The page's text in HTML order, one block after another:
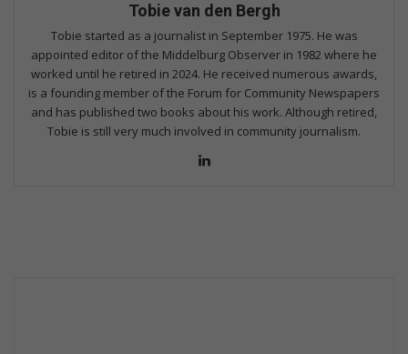
Tobie van den Bergh
Tobie started as a journalist in September 1975. He was
appointed editor of the Middelburg Observer in 1982 where he
worked until he retired in 2024. He received numerous awards,
is a founding member of the Forum for Community Newspapers
and has published two books about his work. Although retired,
Tobie is still very much involved in community journalism.